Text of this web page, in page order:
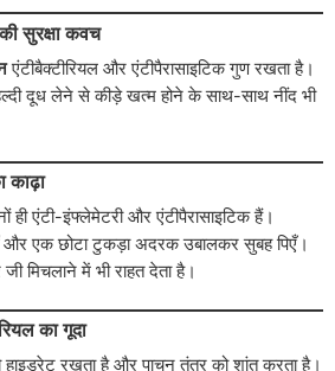
सुरक्षा कवच
एंटीबैक्टीरियल और एंटीपैरासाइटिक गुण रखता है।
दूध लेने से कीड़े खत्म होने के साथ-साथ नींद भी
एंटी-इंफ्लेमेटरी और एंटीपैरासाइटिक हैं।
और एक छोटा टुकड़ा अदरक उबालकर सुबह पिएँ।
मिचलाने में भी राहत देता है।
का गूदा
हाइड्रेट रखता है और पाचन तंत्र को शांत करता है।